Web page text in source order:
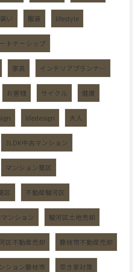
装い 服装 lifestyle
トナーシップ
家具 インテリアプランナ―
お客様 サイクル 健康
lifedesign 大人
3LDK中古マンション
マンション葵区
区 不動産駿河区
ンション 駿河区土地売却
区不動産売却 藤枝市不動産売却
ション藤枝市 空き家対策